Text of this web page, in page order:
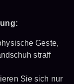
Geste,
straff
Sie sich nur